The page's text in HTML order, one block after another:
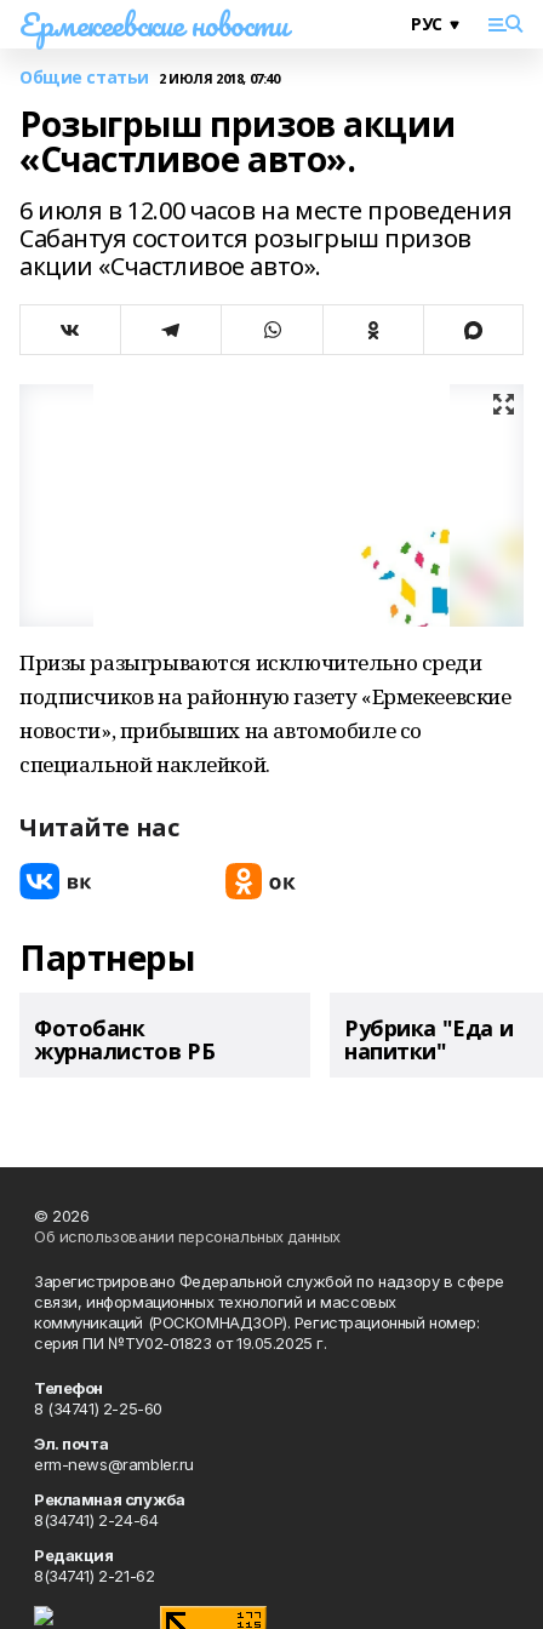
Ермекеевские новости
Общие статьи 2 ИЮЛЯ 2018, 07:40
Розыгрыш призов акции
«Счастливое авто».
6 июля в 12.00 часов на месте проведения
Сабантуя состоится розыгрыш призов
акции «Счастливое авто».
Призы разыгрываются исключительно среди
подписчиков на районную газету «Ермекеевские
новости», прибывших на автомобиле со
специальной наклейкой.
Читайте нас
Партнеры
Фотобанк
журналистов РБ
Рубрика "Еда и
напитки"
© 2026
Об использовании персональных данных
Зарегистрировано Федеральной службой по надзору в сфере
связи, информационных технологий и массовых
коммуникаций (РОСКОМНАДЗОР). Регистрационный номер:
серия ПИ №ТУ02-01823 от 19.05.2025 г.
Телефон
8 (34741) 2-25-60
Эл. почта
erm-news@rambler.ru
Рекламная служба
8(34741) 2-24-64
Редакция
8(34741) 2-21-62